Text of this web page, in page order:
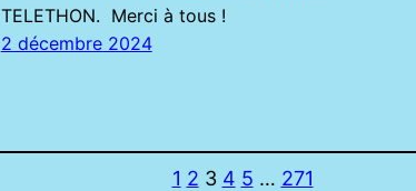
TELETHON. Merci à tous !
2 décembre 2024
1 2 3 4 5 … 271